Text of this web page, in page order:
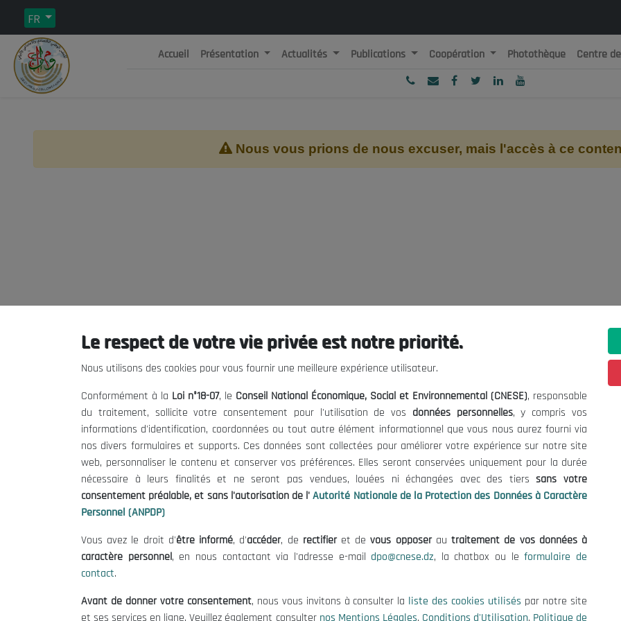
FR
République Algérienne Démocratique et Populaire
Accueil Présentation Actualités Publications Coopération Photothèque Centre
Nous vous prions de nous excuser, mais l'accès à ce
Le CNESE
Le président
Organisation
Publications
Informations utiles
Mentions Légales
Conditions d'Utilisation
Politique de Protection des Données
Politique des Cookies
contact@cnese.dz
Suggestions ou Initiatives ?
Newsletter
Inscrivez-vous, soyez le premier à
nos dernières nouvelles.
Suivez-Nous!
© 2026 Conseil National Économique, Social et Environnemental
Le respect de votre vie privée est notre priorité.
Nous utilisons des cookies pour vous fournir une meilleure expérience utilisateur.
Conformément à la Loi n°18-07, le Conseil National Économique, Social et Environnemental (CNESE), responsable
du traitement, sollicite votre consentement pour l'utilisation de vos données personnelles, y compris vos
informations d'identification, coordonnées ou tout autre élément informationnel que vous nous aurez fourni via
nos divers formulaires et supports. Ces données sont collectées pour améliorer votre expérience sur notre site
web, personnaliser le contenu et conserver vos préférences. Elles seront conservées uniquement pour la durée
nécessaire à leurs finalités et ne seront pas vendues, louées ni échangées avec des tierssans votre
consentement préalable, et sans l'autorisation de l' Autorité Nationale de la Protection des Données à Caractère
Personnel (ANPDP)
Vous avez le droit d'être informé, d'accéder, de rectifieret devous opposerautraitement de vos données à
caractère personnel, en nous contactant via l'adresse e-mail dpo@cnese.dz, la chatbox ou leformulaire de
contact.
Avant de donner votre consentement, nous vous invitons à consulter la liste des cookies utilisés par notre site
et ses services en ligne. Veuillez également consulter nos Mentions Légales, Conditions d'Utilisation, Politique de